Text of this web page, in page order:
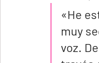
«He
muy
voz.